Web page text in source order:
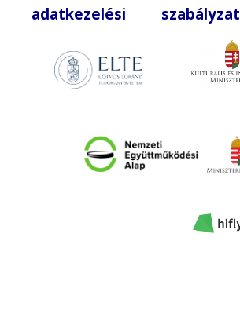
adatkezelési szabályzat